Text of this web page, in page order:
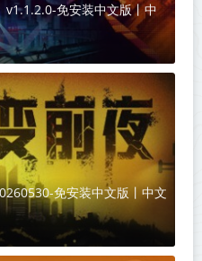
v1.1.2.0-免安装中文版丨中
免安装中文版丨中文